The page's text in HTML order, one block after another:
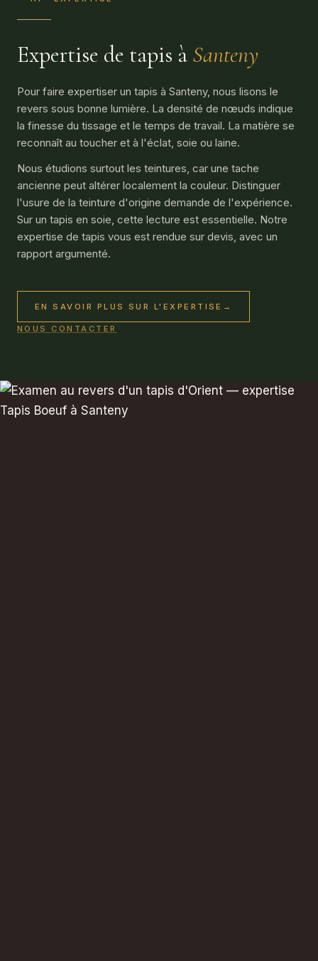
Expertise de tapis à Santeny
Pour faire expertiser un tapis à Santeny, nous lisons le
revers sous bonne lumière. La densité de nœuds indique
la finesse du tissage et le temps de travail. La matière se
reconnaît au toucher et à l'éclat, soie ou laine.
Nous étudions surtout les teintures, car une tache
ancienne peut altérer localement la couleur. Distinguer
l'usure de la teinture d'origine demande de l'expérience.
Sur un tapis en soie, cette lecture est essentielle. Notre
expertise de tapis vous est rendue sur devis, avec un
rapport argumenté.
EN SAVOIR PLUS SUR L'EXPERTISE →
NOUS CONTACTER